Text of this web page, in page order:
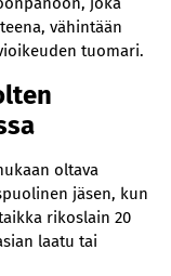
vähintään
tuomari.
oltava
jäsen, kun
rikoslain 20
laatu tai